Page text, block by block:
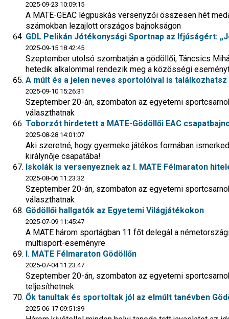
2025-09-23 10:09:15
A MATE-GEAC légpuskás versenyzői összesen hét
számokban lezajlott országos bajnokságon
GDL Pelikán Jótékonysági Sportnap az Ifjúságért:
2025-09-15 18:42:45
Szeptember utolsó szombatján a gödöllői, Táncsics
hetedik alkalommal rendezik meg a közösségi
A múlt és a jelen neves sportolóival is találkozhatsz
2025-09-10 15:26:31
Szeptember 20-án, szombaton az egyetemi
választhatnak
Toborzót hirdetett a MATE-Gödöllői EAC
2025-08-28 14:01:07
Aki szeretné, hogy gyermeke játékos formában
királynője csapatába!
Iskolák is versenyeznek az I. MATE Félmaraton
2025-08-06 11:23:32
Szeptember 20-án, szombaton az egyetemi
választhatnak
Gödöllői hallgatók az Egyetemi Világjátékokon
2025-07-09 11:45:47
A MATE három sportágban 11 főt delegál a
multisport-eseményre
I. MATE Félmaraton Gödöllőn
2025-07-04 11:23:47
Szeptember 20-án, szombaton az egyetemi
teljesíthetnek
Ők tanultak és sportoltak jól az elmúlt tanévben
2025-06-17 09:51:39